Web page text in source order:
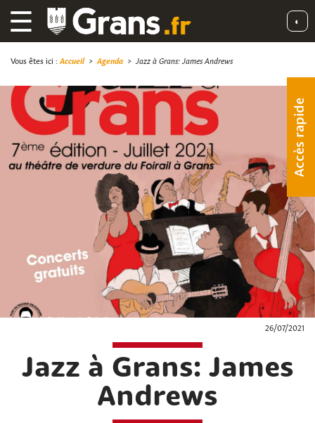
☰ ◐
Accès rapide
Vous êtes ici : Accueil> Agenda > Jazz à Grans: James Andrews
26/07/2021
Jazz à Grans: James
Andrews